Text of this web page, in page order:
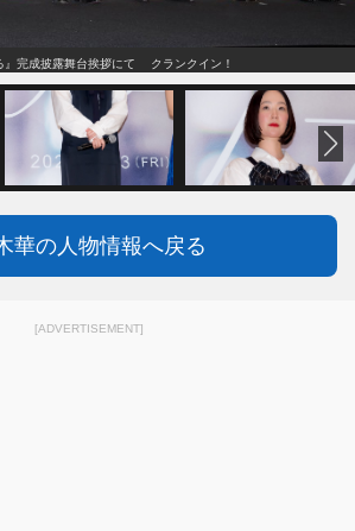
』完成披露舞台挨拶にて クランクイン！
華の人物情報へ戻る
[ADVERTISEMENT]